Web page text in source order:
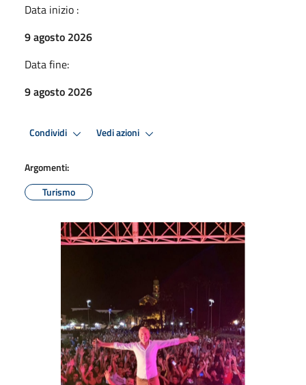
Data inizio :
9 agosto 2026
Data fine:
9 agosto 2026
Condividi Vedi azioni
Argomenti:
Turismo